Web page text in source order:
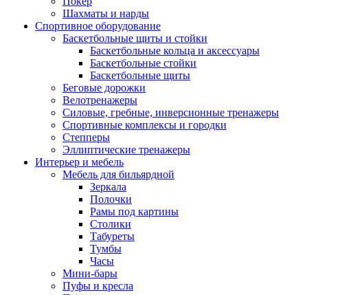
Шахматы и нарды
Спортивное оборудование
Баскетбольные щиты и стойки
Баскетбольные кольца и аксессуары
Баскетбольные стойки
Баскетбольные щиты
Беговые дорожки
Велотренажеры
Силовые, гребные, инверсионные тренажеры
Спортивные комплексы и городки
Степперы
Эллиптические тренажеры
Интерьер и мебель
Мебель для бильярдной
Зеркала
Полочки
Рамы под картины
Столики
Табуреты
Тумбы
Часы
Мини-бары
Пуфы и кресла